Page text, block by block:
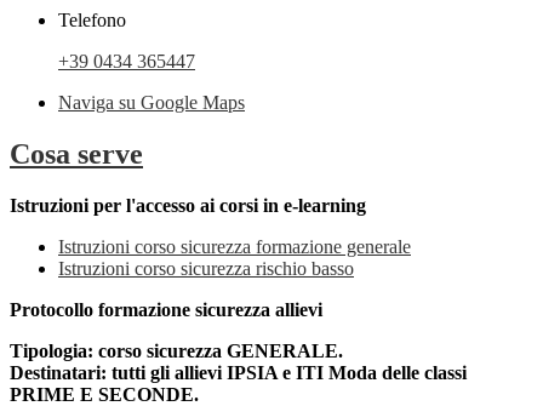
Telefono
+39 0434 365447
Naviga su Google Maps
Cosa serve
Istruzioni per l'accesso ai corsi in e-learning
Istruzioni corso sicurezza formazione generale
Istruzioni corso sicurezza rischio basso
Protocollo formazione sicurezza allievi
Tipologia: corso sicurezza GENERALE.
Destinatari: tutti gli allievi IPSIA e ITI Moda delle classi
PRIME E SECONDE.